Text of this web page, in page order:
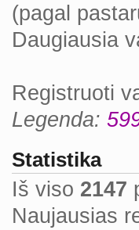
(pagal
Daugiausia
Registruoti
Legenda:
Statistika
Iš viso 2147
Naujausias